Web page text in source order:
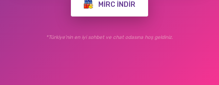
MIRC İNDIR
*Türkiye'nin en iyi sohbet ve chat odasına hoş geldiniz.